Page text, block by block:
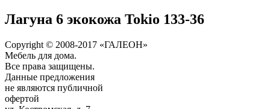
Лагуна 6 экокожа Tokio 133-36
Copyright © 2008-2017 «ГАЛЕОН»
Мебель для дома.
Все права защищены.
Данные предложения
не являются публичной
офертой